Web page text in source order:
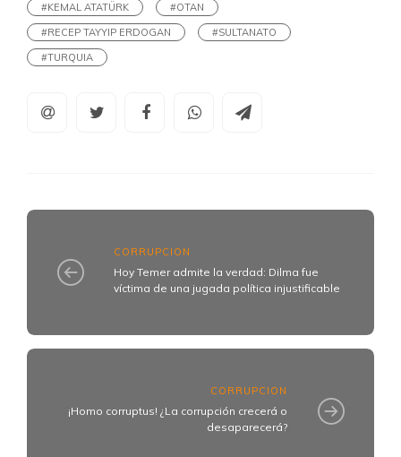
#KEMAL ATATÜRK
#OTAN
#RECEP TAYYIP ERDOGAN
#SULTANATO
#TURQUIA
CORRUPCION
Hoy Temer admite la verdad: Dilma fue
víctima de una jugada política injustificable
CORRUPCION
¡Homo corruptus! ¿La corrupción crecerá o
desaparecerá?